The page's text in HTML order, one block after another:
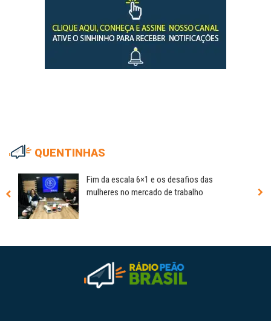
QUENTINHAS
Fim da escala 6×1 e os desafios das
mulheres no mercado de trabalho